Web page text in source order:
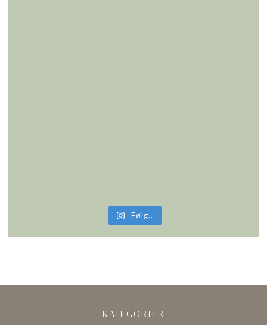
Følg..
KATEGORIER